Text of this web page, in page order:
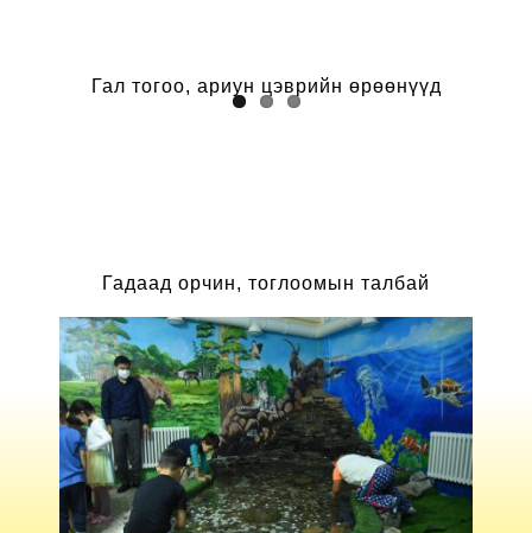
Гал тогоо, ариун цэврийн өрөөнүүд
Гадаад орчин, тоглоомын талбай